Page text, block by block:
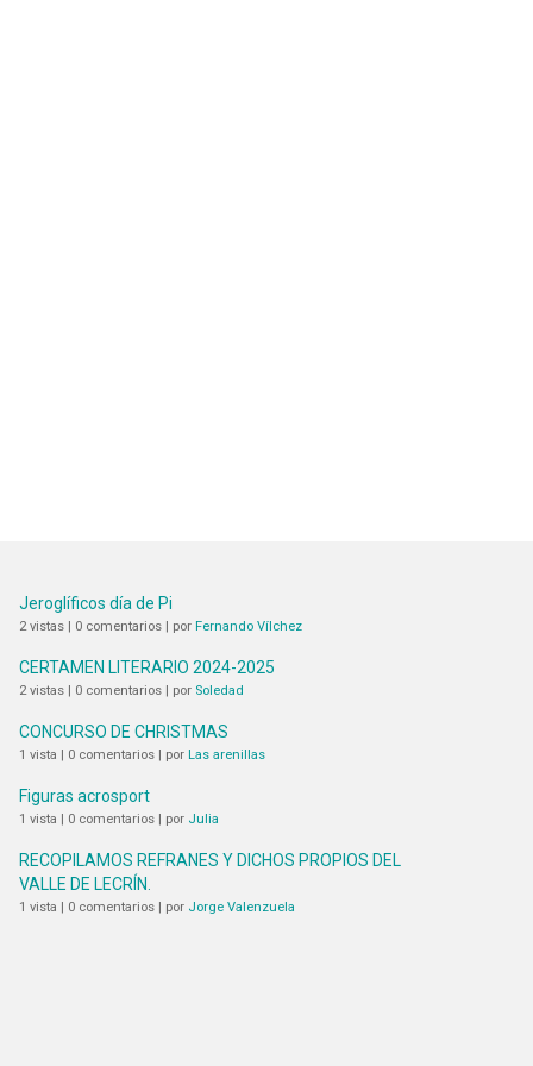
Jeroglíficos día de Pi
2 vistas 0 comentarios por Fernando Vílchez
CERTAMEN LITERARIO 2024-2025
2 vistas 0 comentarios por Soledad
CONCURSO DE CHRISTMAS
1 vista 0 comentarios por Las arenillas
Figuras acrosport
1 vista 0 comentarios por Julia
RECOPILAMOS REFRANES Y DICHOS PROPIOS DEL
VALLE DE LECRÍN.
1 vista 0 comentarios por Jorge Valenzuela